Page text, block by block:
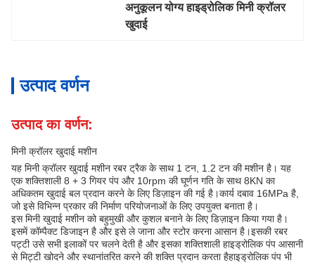
अनुकूलन योग्य हाइड्रोलिक मिनी क्रॉलर
खुदाई
उत्पाद वर्णन
उत्पाद का वर्णन:
मिनी क्रॉलर खुदाई मशीन
यह मिनी क्रॉलर खुदाई मशीन रबर ट्रैक के साथ 1 टन, 1.2 टन की मशीन है। यह
एक शक्तिशाली 8 + 3 गियर पंप और 10rpm की घूर्णन गति के साथ 8KN का
अधिकतम खुदाई बल प्रदान करने के लिए डिज़ाइन की गई है।कार्य दबाव 16MPa है,
जो इसे विभिन्न प्रकार की निर्माण परियोजनाओं के लिए उपयुक्त बनाता है।
इस मिनी खुदाई मशीन को बहुमुखी और कुशल बनाने के लिए डिज़ाइन किया गया है।
इसमें कॉम्पैक्ट डिजाइन है और इसे ले जाना और स्टोर करना आसान है।इसकी रबर
पट्टी उसे सभी इलाकों पर चलने देती है और इसका शक्तिशाली हाइड्रोलिक पंप आसानी
से मिट्टी खोदने और स्थानांतरित करने की शक्ति प्रदान करता हैहाइड्रोलिक पंप भी